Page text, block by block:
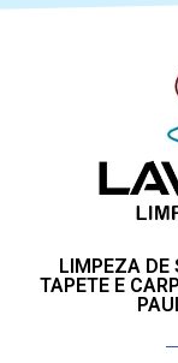
LIMPEZA DE
TAPETE E